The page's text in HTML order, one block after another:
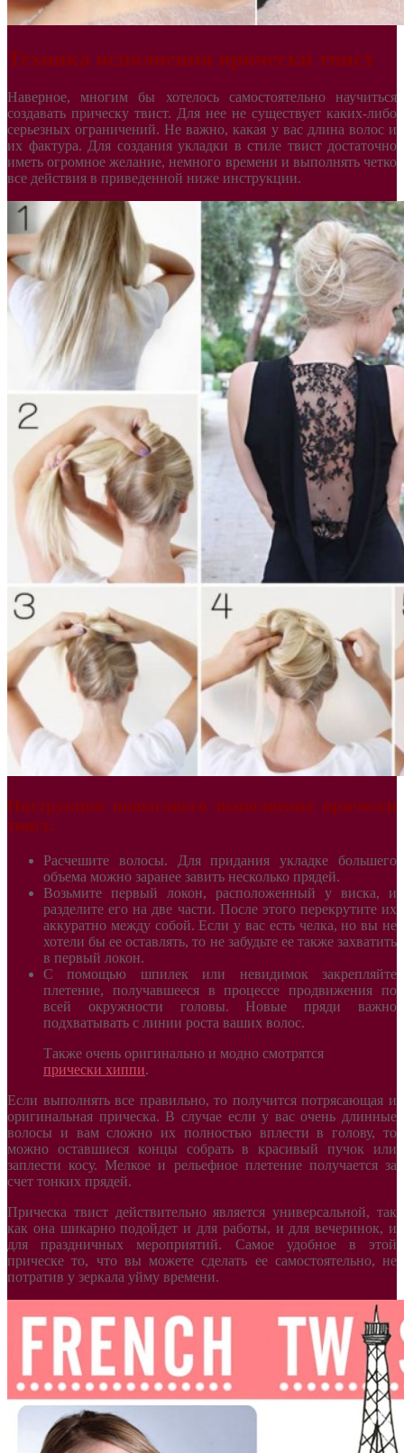
Техника исполнения прически твист
Наверное, многим бы хотелось самостоятельно научиться
создавать прическу твист. Для нее не существует каких-либо
серьезных ограничений. Не важно, какая у вас длина волос и
их фактура. Для создания укладки в стиле твист достаточно
иметь огромное желание, немного времени и выполнять четко
все действия в приведенной ниже инструкции.
Инструкция пошагового выполнения прически
твист:
Расчешите волосы. Для придания укладке большего
объема можно заранее завить несколько прядей.
Возьмите первый локон, расположенный у виска, и
разделите его на две части. После этого перекрутите их
аккуратно между собой. Если у вас есть челка, но вы не
хотели бы ее оставлять, то не забудьте ее также захватить
в первый локон.
С помощью шпилек или невидимок закрепляйте
плетение, получавшееся в процессе продвижения по
всей окружности головы. Новые пряди важно
подхватывать с линии роста ваших волос.
Также очень оригинально и модно смотрятся
прически хиппи.
Если выполнять все правильно, то получится потрясающая и
оригинальная прическа. В случае если у вас очень длинные
волосы и вам сложно их полностью вплести в голову, то
можно оставшиеся концы собрать в красивый пучок или
заплести косу. Мелкое и рельефное плетение получается за
счет тонких прядей.
Прическа твист действительно является универсальной, так
как она шикарно подойдет и для работы, и для вечеринок, и
для праздничных мероприятий. Самое удобное в этой
прическе то, что вы можете сделать ее самостоятельно, не
потратив у зеркала уйму времени.